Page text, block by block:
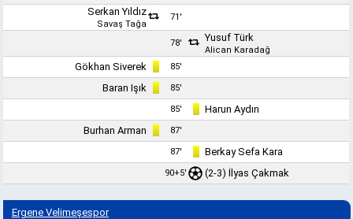
Serkan Yıldız
Savaş Tağa
71'
78' Yusuf Türk
Alican Karadağ
Gökhan Siverek 85'
Baran Işık 85'
85'
Harun Aydın
Burhan Arman
87'
87' Berkay Sefa Kara
90+5' (2-3)İlyas Çakmak
Ergene Velimeşespor